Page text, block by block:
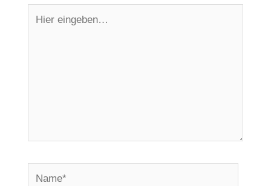
eingeben…